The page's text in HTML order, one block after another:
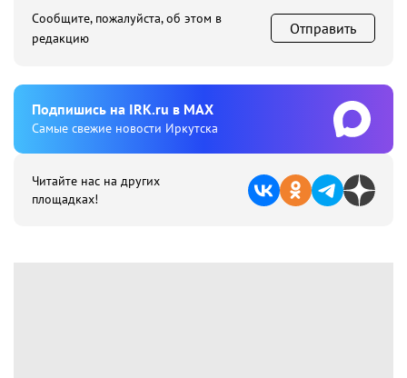
Сообщите, пожалуйста, об этом в
редакцию
Отправить
Подпишиcь на IRK.ru в MAX
Cамые свежие новости Иркутска
Читайте нас на других
площадках!